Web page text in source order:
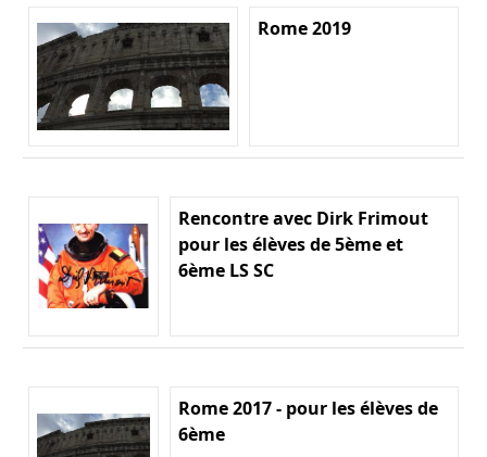
Rome 2019
Rencontre avec Dirk Frimout
pour les élèves de 5ème et
6ème LS SC
Rome 2017 - pour les élèves de
6ème